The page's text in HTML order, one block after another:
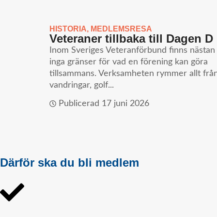
HISTORIA, MEDLEMSRESA
Veteraner tillbaka till Dagen D
Inom Sveriges Veteranförbund finns nästan
inga gränser för vad en förening kan göra
tillsammans. Verksamheten rymmer allt
vandringar, golf...
Publicerad 17 juni 2026
Därför ska du bli medlem